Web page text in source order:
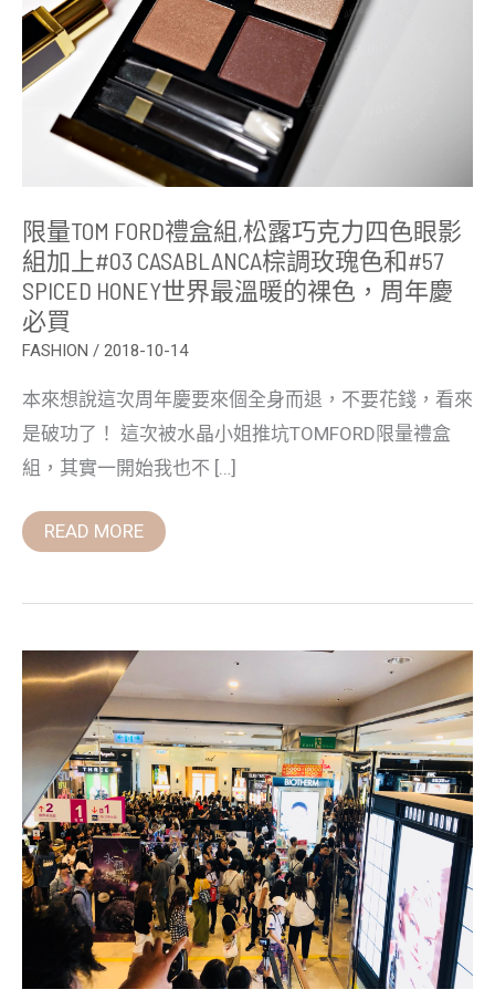
限量TOM FORD禮盒組,松露巧克力四色眼影
組加上#03 CASABLANCA棕調玫瑰色和#57
SPICED HONEY世界最溫暖的裸色，周年慶
必買
FASHION / 2018-10-14
本來想說這次周年慶要來個全身而退，不要花錢，看來
是破功了！ 這次被水晶小姐推坑TOMFORD限量禮盒
組，其實一開始我也不 […]
露
巧
克
力
四
眼
影
CASABLANCA
棕
調
玫
瑰
色
和
#57
HONEY
世
界
最
溫
的
裸
色，
慶
買
READ MORE
台
中
中
新
光
三
越
周
年
慶,
女
生
必
買
衣、